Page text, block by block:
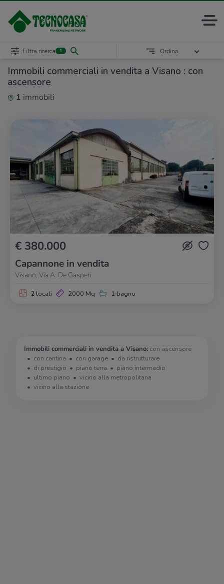
Immobili commerciali in vendita a Visano : con
ascensore
1 immobili
Filtra ricerca 1 Ordina
€ 380.000
Capannone in vendita
Visano, Via A. De Gasperi
2 locali 2000 Mq 1 bagno
Immobili commerciali in vendita a Visano: con ascensore
con cantina
con garage
da ristrutturare
di prestigio
piano terra
piano intermedio
ultimo piano
vicino alla metropolitana
vicino alla stazione